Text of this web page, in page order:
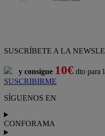
SUSCRÍBETE A LA
y consigue 10€ dto para
SUSCRIBIRME
SÍGUENOS EN
CONFORAMA